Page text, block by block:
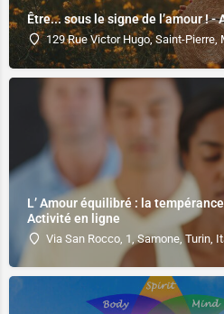
Être... sous le signe de l’amour ! -
129 Rue Victor Hugo, Saint-Pierre,
L’ Amour équilibré : la
Activité en ligne
Via San Rocco, 1, Samone, Turin,